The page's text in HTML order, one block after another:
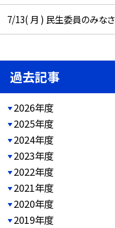
7/13( 月 ) 民生委員のみな
過去記事
2026年度
2025年度
2024年度
2023年度
2022年度
2021年度
2020年度
2019年度